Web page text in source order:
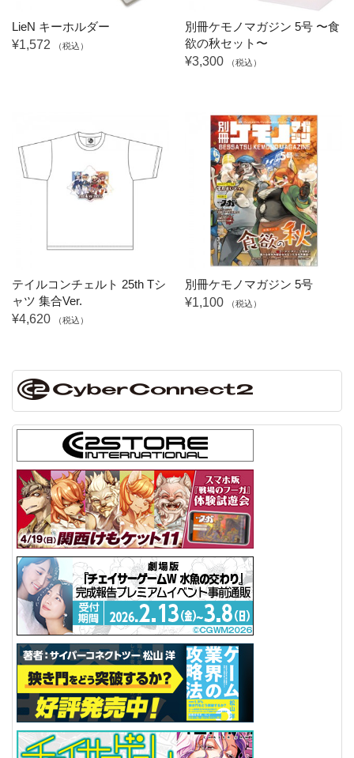
LieN キーホルダー
¥1,572
（税込）
別冊ケモノマガジン 5号 〜食
欲の秋セット〜
¥3,300
（税込）
テイルコンチェルト 25th Tシ
ャツ 集合Ver.
¥4,620
（税込）
別冊ケモノマガジン 5号
¥1,100
（税込）